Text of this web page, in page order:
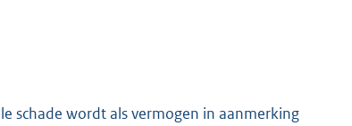
schade wordt als vermogen in aanmerking